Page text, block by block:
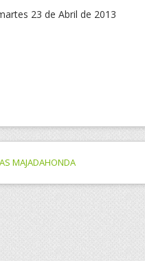
23 de Abril de 2013
MAJADAHONDA